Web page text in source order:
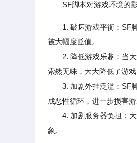
SF脚本对游戏环境的
1. 破坏游戏平衡：SF
被大幅度贬值。
2. 降低游戏乐趣：当大
索然无味，大大降低了游戏
3. 加剧外挂泛滥：SF脚
成恶性循环，进一步损害游
4. 加剧服务器负担：大
象。